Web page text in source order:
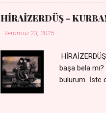
HİRAİZERDÜŞ -
- Temmuz 23, 2025
başa bela
bulurum İste
olurum Can